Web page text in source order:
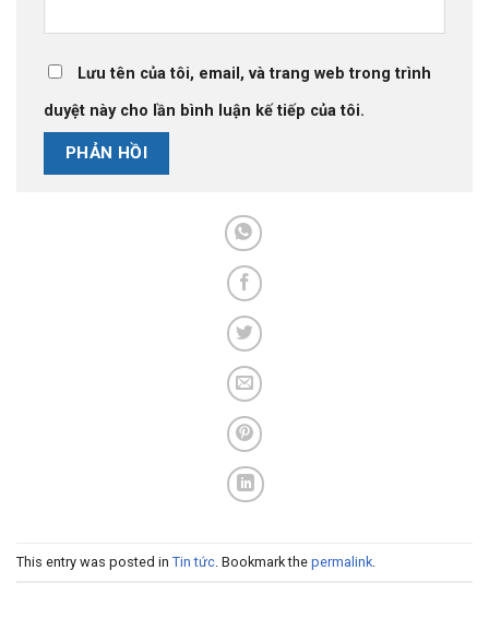
Lưu tên của tôi, email, và trang web trong trình
duyệt này cho lần bình luận kế tiếp của tôi.
This entry was posted in Tin tức . Bookmark the permalink